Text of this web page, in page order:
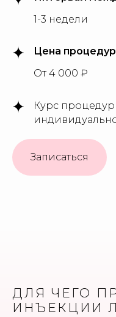
1-3 недели
Цена
От 4 000 ₽
Курс процедур
Записаться
ДЛЯ ЧЕГО
ИНЪЕКЦИИ